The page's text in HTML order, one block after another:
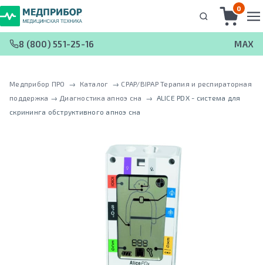
0
8 (800) 551-25-16 MAX
Медприбор ПРО → Каталог → CPAP/BIPAP Терапия и респираторная
поддержка → Диагностика апноэ сна → ALICE PDX - система для
скрининга обструктивного апноэ сна